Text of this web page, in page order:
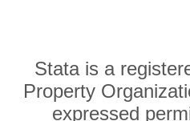
Stata is a
Property
expressed